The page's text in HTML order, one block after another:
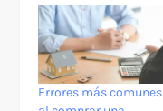
Errores más comunes